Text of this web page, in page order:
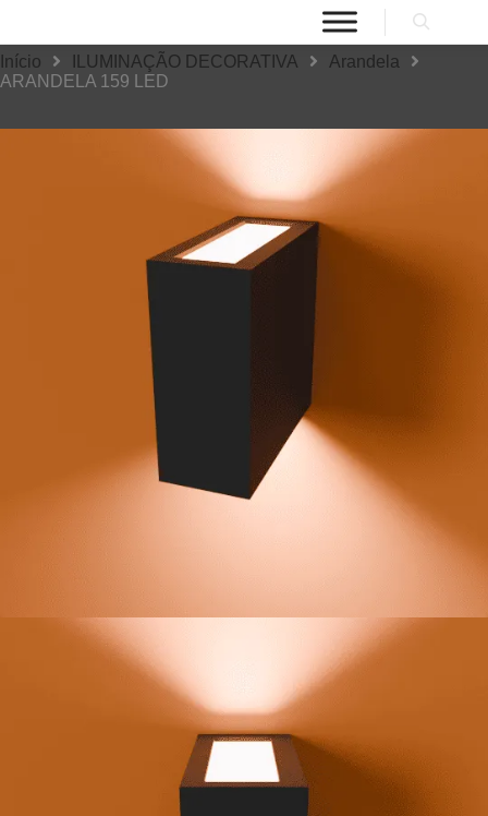
Início ILUMINAÇÃO DECORATIVA
Arandela
ARANDELA 159 LED